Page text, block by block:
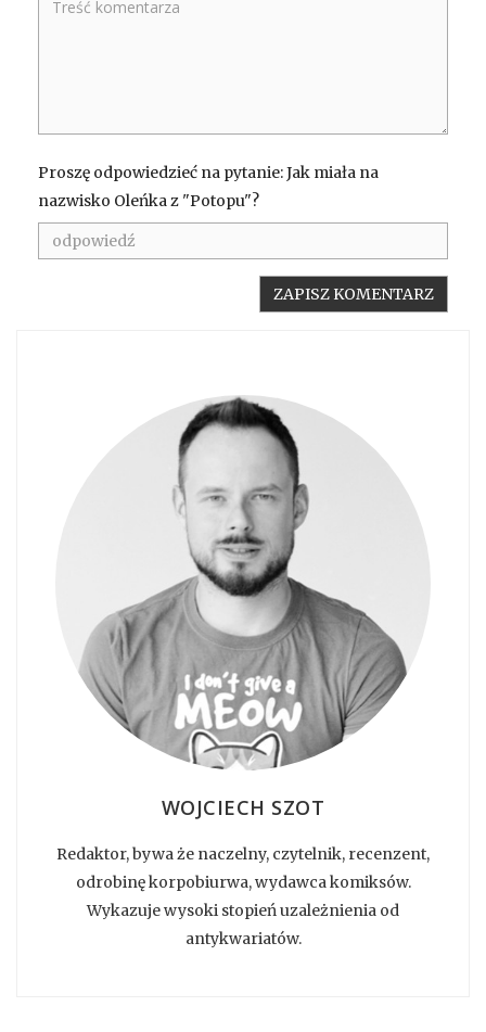
Proszę odpowiedzieć na pytanie: Jak miała na
nazwisko Oleńka z "Potopu"?
WOJCIECH SZOT
Redaktor, bywa że naczelny, czytelnik, recenzent,
odrobinę korpobiurwa, wydawca komiksów.
Wykazuje wysoki stopień uzależnienia od
antykwariatów.